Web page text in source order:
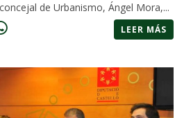
de Urbanismo, Ángel Mora,...
LEER MÁS